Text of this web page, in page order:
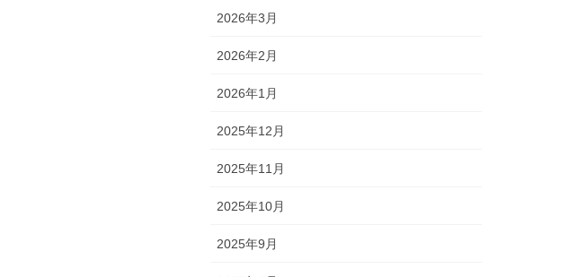
2026年3月
2026年2月
2026年1月
2025年12月
2025年11月
2025年10月
2025年9月